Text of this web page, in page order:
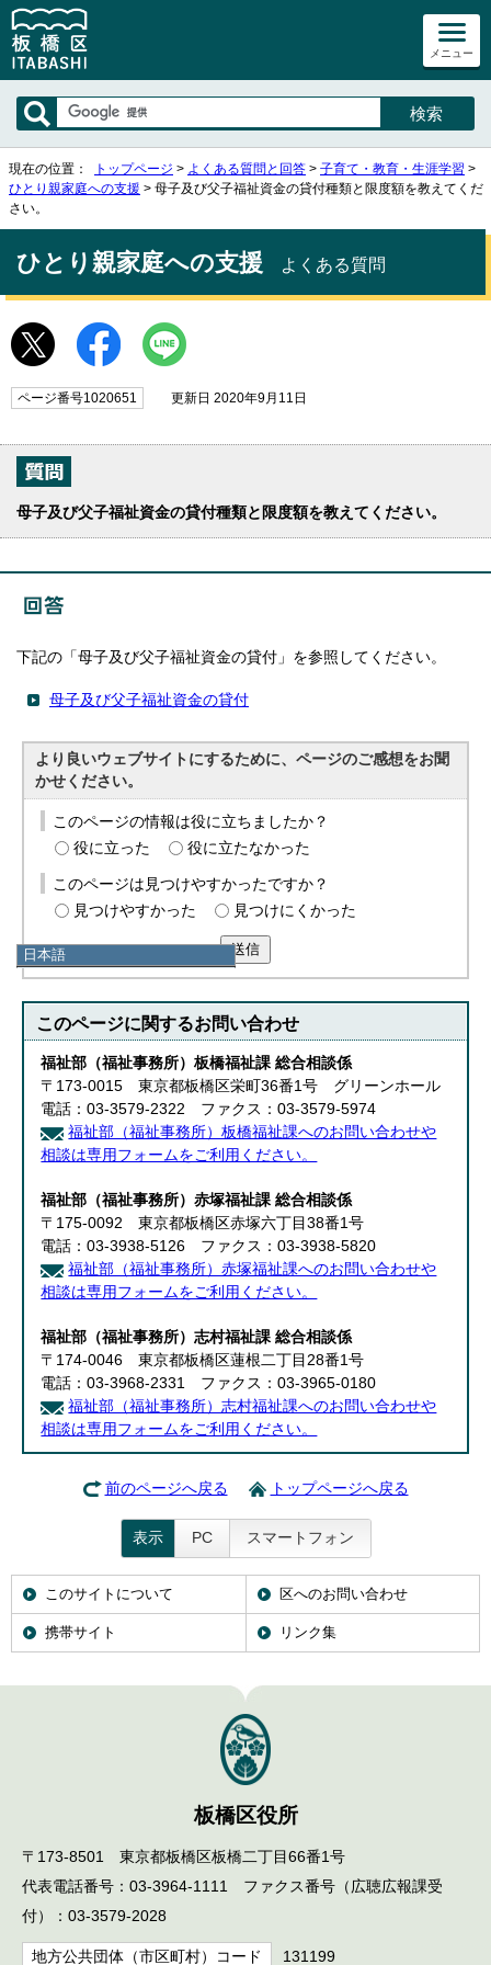
メニュー
日本語
日本語
English
한국어
简体中文
繁體中文
現在の位置： トップページ > よくある質問と回答 > 子育て・教育・生涯学習 >
ひとり親家庭への支援 > 母子及び父子福祉資金の貸付種類と限度額を教えてくだ
さい。
ひとり親家庭への支援 よくある質問
ページ番号1020651 更新日 2020年9月11日
母子及び父子福祉資金の貸付種類と限度額を教えてください。
下記の「母子及び父子福祉資金の貸付」を参照してください。
母子及び父子福祉資金の貸付
より良いウェブサイトにするために、ページのご感想をお聞
かせください。
このページの情報は役に立ちましたか？
役に立った
役に立たなかった
このページは見つけやすかったですか？
見つけやすかった
見つけにくかった
送信
このページに関するお問い合わせ
福祉部（福祉事務所）板橋福祉課 総合相談係
〒173-0015 東京都板橋区栄町36番1号 グリーンホール
電話：03-3579-2322 ファクス：03-3579-5974
福祉部（福祉事務所）板橋福祉課へのお問い合わせや
相談は専用フォームをご利用ください。
福祉部（福祉事務所）赤塚福祉課 総合相談係
〒175-0092 東京都板橋区赤塚六丁目38番1号
電話：03-3938-5126 ファクス：03-3938-5820
福祉部（福祉事務所）赤塚福祉課へのお問い合わせや
相談は専用フォームをご利用ください。
福祉部（福祉事務所）志村福祉課 総合相談係
〒174-0046 東京都板橋区蓮根二丁目28番1号
電話：03-3968-2331 ファクス：03-3965-0180
福祉部（福祉事務所）志村福祉課へのお問い合わせや
相談は専用フォームをご利用ください。
前のページへ戻る トップページへ戻る
表示 PC スマートフォン
このサイトについて 区へのお問い合わせ
携帯サイト リンク集
板橋区役所
〒173-8501 東京都板橋区板橋二丁目66番1号
代表電話番号：03-3964-1111 ファクス番号（広聴広報課受
付）：03-3579-2028
地方公共団体（市区町村）コード 131199